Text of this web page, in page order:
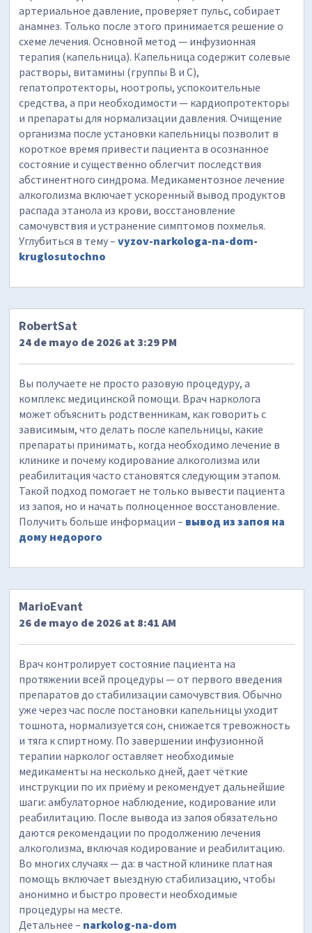
артериальное давление, проверяет пульс, собирает
анамнез. Только после этого принимается решение о
схеме лечения. Основной метод — инфузионная
терапия (капельница). Капельница содержит солевые
растворы, витамины (группы B и C),
гепатопротекторы, ноотропы, успокоительные
средства, а при необходимости — кардиопротекторы
и препараты для нормализации давления. Очищение
организма после установки капельницы позволит в
короткое время привести пациента в осознанное
состояние и существенно облегчит последствия
абстинентного синдрома. Медикаментозное лечение
алкоголизма включает ускоренный вывод продуктов
распада этанола из крови, восстановление
самочувствия и устранение симптомов похмелья.
Углубиться в тему –vyzov-narkologa-na-dom-
kruglosutochno
RobertSat
24 de mayo de 2026 at 3:29 PM
Вы получаете не просто разовую процедуру, а
комплекс медицинской помощи. Врач нарколога
может объяснить родственникам, как говорить с
зависимым, что делать после капельницы, какие
препараты принимать, когда необходимо лечение в
клинике и почему кодирование алкоголизма или
реабилитация часто становятся следующим этапом.
Такой подход помогает не только вывести пациента
из запоя, но и начать полноценное восстановление.
Получить больше информации – вывод из запоя на
дому недорого
MarioEvant
26 de mayo de 2026 at 8:41 AM
Врач контролирует состояние пациента на
протяжении всей процедуры — от первого введения
препаратов до стабилизации самочувствия. Обычно
уже через час после постановки капельницы уходит
тошнота, нормализуется сон, снижается тревожность
и тяга к спиртному. По завершении инфузионной
терапии нарколог оставляет необходимые
медикаменты на несколько дней, дает чёткие
инструкции по их приёму и рекомендует дальнейшие
шаги: амбулаторное наблюдение, кодирование или
реабилитацию. После вывода из запоя обязательно
даются рекомендации по продолжению лечения
алкоголизма, включая кодирование и реабилитацию.
Во многих случаях — да: в частной клинике платная
помощь включает выездную стабилизацию, чтобы
анонимно и быстро провести необходимые
процедуры на месте.
Детальнее – narkolog-na-dom